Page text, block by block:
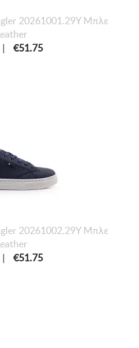
20261001.29Y Μπλε
| €51.75
20261002.29Y Μπλε
| €51.75